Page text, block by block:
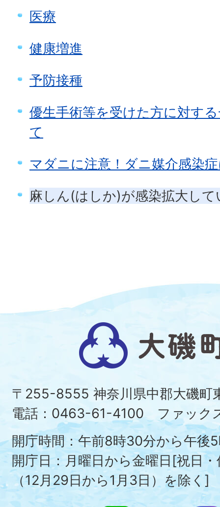
医療
健康増進
予防接種
優生手術等を受けた方に対す
て
マダニに注意！ダニ媒介感染
麻しん(はしか)が感染拡大して
大
磯
町
〒255-8555 神奈川県中郡大磯
電話：0463-61-4100 ファック
開庁時間：午前8時30分から午後
開庁日：月曜日から金曜日[祝日
（12月29日から1月3日）を除く]